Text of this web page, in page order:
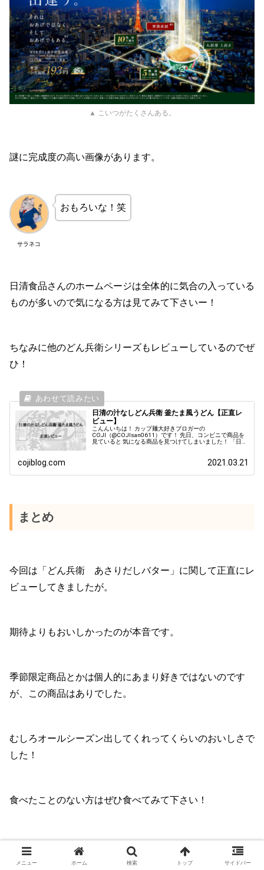
▲ こいつがたくさんある。
謎に完成度の高い画像があります。
サラネコ
おもろいな！笑
日清食品さんのホームページは全体的に気合の入っている
ものが多いので気になる方は見てみて下さいー！
ちなみに他のどん兵衛シリーズもレビューしているのでぜ
ひ！
日清の汁なしどん兵衛 釜たま風うどん【正直レ
ビュー】
こんんいちは！ カップ麺大好きブロガーの
COJI（@COJIsan0611）です！ 先日、コンビニで商品を
見ていると 気になる商品を見つけてしまいました！ 「日清
cojiblog.com 2021.03.21
まとめ
今回は「どん兵衛 あさりだしバター」に関して正直にレ
ビューしてきましたが。
期待よりもおいしかったのが本音です。
季節限定商品とかは個人的にあまり好きではないのです
が、この商品はありでした。
むしろオールシーズン出してくれってくらいのおいしさで
した！
食べたことのない方はぜひ食べてみて下さい！
メニュー ホーム 検索 トップ サイドバー